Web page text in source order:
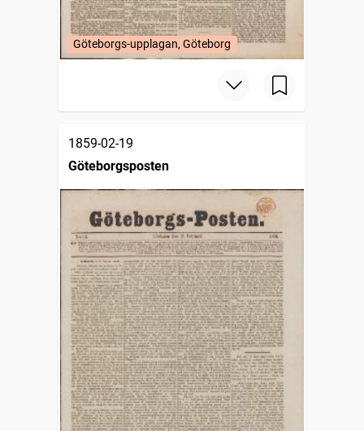
Göteborgs-upplagan, Göteborg
1859-02-19
Göteborgsposten